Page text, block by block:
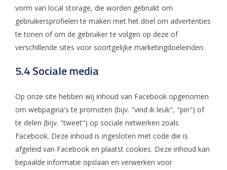
vorm van local storage, die worden gebruikt om
gebruikersprofielen te maken met het doel om advertenties
te tonen of om de gebruiker te volgen op deze of
verschillende sites voor soortgelijke marketingdoeleinden.
5.4 Sociale media
Op onze site hebben wij inhoud van Facebook opgenomen
om webpagina's te promoten (bijv. "vind ik leuk", "pin") of
te delen (bijv. "tweet") op sociale netwerken zoals
Facebook. Deze inhoud is ingesloten met code die is
afgeleid van Facebook en plaatst cookies. Deze inhoud kan
bepaalde informatie opslaan en verwerken voor